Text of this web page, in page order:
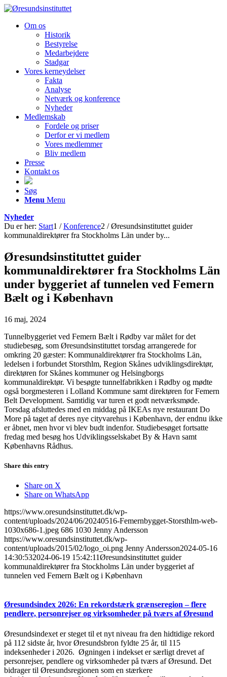
Om os
Historik
Bestyrelse
Medarbejdere
Stadgar
Vores kerneydelser
Fakta
Analyse
Netværk og konference
Nyheder
Medlemskab
Fordele og priser
Derfor er vi medlem
Vores medlemmer
Bliv medlem
Presse
Kontakt os
Søg
Menu Menu
Nyheder
Du er her: Start1 / Konference2 / Øresundsinstituttet guider
kommunaldirektører fra Stockholms Län under by...
Øresundsinstituttet guider
kommunaldirektører fra Stockholms Län
under byggeriet af tunnelen ved Femern
Bælt og i København
16 maj, 2024
Tunnelbyggeriet ved Femern Bælt i Rødby var målet for det
studiebesøg, som Øresundsinstituttet torsdag arrangerede for
omkring 20 gæster: Kommunaldirektører fra Stockholms Län,
ledelsen i forbundet Storsthlm, Region Skånes udviklingsdirektør,
direktøren for Skånes kommuner og Helsingborgs
kommunaldirektør. Vi besøgte tunnelfabrikken i Rødby og mødte
også borgmesteren i Lolland Kommune samt direktøren for Femern
Belt Development. Samtidig var turen et godt netværksmøde.
Torsdag afsluttedes med en middag på IKEAs nye restaurant Do
More på taget af deres nye cityvarehus i København, der endnu ikke
er åbnet, men hvor vi blev budt indenfor. Studiebesøget fortsatte
fredag med besøg hos Udviklingsselskabet By & Havn samt
Københavns Rådhus.
Share this entry
Share on X
Share on WhatsApp
https://www.oresundsinstituttet.dk/wp-
content/uploads/2024/06/20240516-Femernbygget-Storsthlm-web-
1030x686-1.jpeg 686 1030 Jenny Andersson
https://www.oresundsinstituttet.dk/wp-
content/uploads/2015/02/logo_oi.png Jenny Andersson2024-05-16
14:30:532024-06-19 15:42:11Øresundsinstituttet guider
kommunaldirektører fra Stockholms Län under byggeriet af
tunnelen ved Femern Bælt og i København
Øresundsindex 2026: En rekordstærk grænseregion – flere
pendlere, personrejser og virksomheder på tværs af Øresund
Øresundsindexet er steget til et nyt niveau fra den hidtidige rekord
på 112 sidste år, hvor Øresundsbron fyldte 25 år, til 115
indeksenheder i 2026. Øgningen i indekset er særligt drevet af
personrejser, pendlere og virksomheder på tværs af Øresund. Det
bidrager til Øresundsregionen som en stærkere